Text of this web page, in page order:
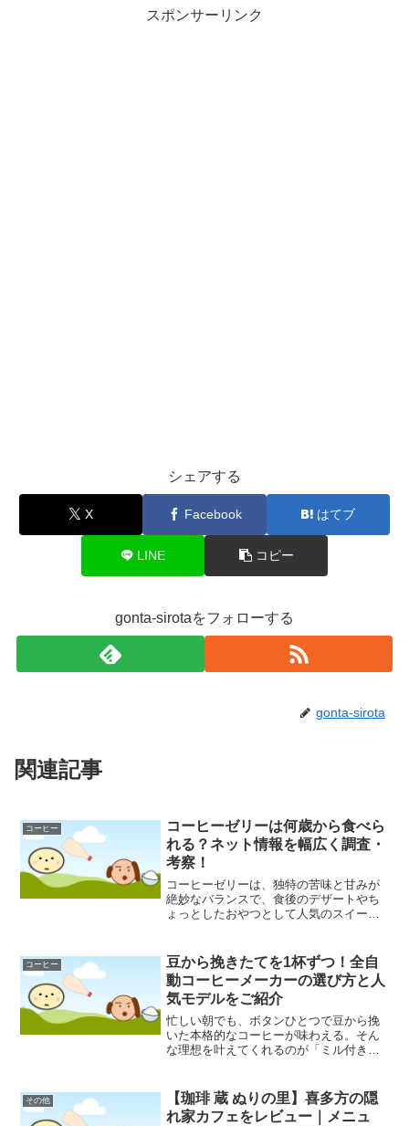
スポンサーリンク
シェアする
X Facebook はてブ
LINE コピー
gonta-sirotaをフォローする
gonta-sirota
関連記事
コーヒー
コーヒーゼリーは何歳から食べら
れる？ネット情報を幅広く調査・
考察！
コーヒーゼリーは、独特の苦味と甘みが
絶妙なバランスで、食後のデザートやち
ょっとしたおやつとして人気のスイーツ
が気になりますよね。特に小さなお子様
がいるご家庭では、「コー...
コーヒー
豆から挽きたてを1杯ずつ！全自
動コーヒーメーカーの選び方と人
気モデルをご紹介
忙しい朝でも、ボタンひとつで豆から挽
いた本格的なコーヒーが味わえる。そん
な理想を叶えてくれるのが「ミル付き全
ずつ抽出タイプ」は、一人暮らしの方か
ら、家族それぞれが好き...
その他
【珈琲 蔵 ぬりの里】喜多方の隠
れ家カフェをレビュー｜メニュ